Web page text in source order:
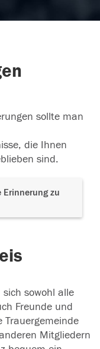
sollte man
die Ihnen
sind.
zu
sowohl alle
Freunde und
Trauergemeinde
Mitgliedern